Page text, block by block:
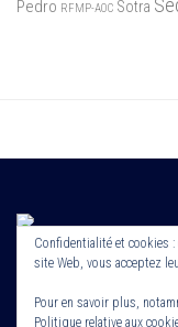
Pedro RFMP-AOC Sotra
Copyright 2022. Le
Confidentialité et cookies
site Web, vous acceptez
Pour en savoir plus,
Politique relative aux